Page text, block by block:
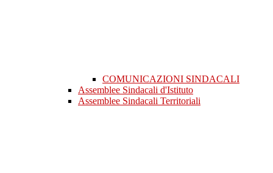
COMUNICAZIONI SINDACALI
Assemblee Sindacali d'Istituto
Assemblee Sindacali Territoriali